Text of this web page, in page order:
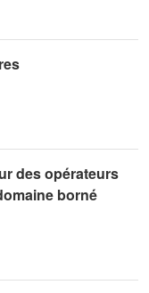
des opérateurs
borné